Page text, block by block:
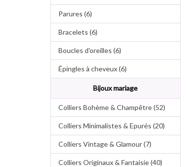
Parures (6)
Bracelets (6)
Boucles d'oreilles (6)
Épingles à cheveux (6)
Bijoux mariage
Colliers Bohème & Champêtre (52)
Colliers Minimalistes & Epurés (20)
Colliers Vintage & Glamour (7)
Colliers Originaux & Fantaisie (40)